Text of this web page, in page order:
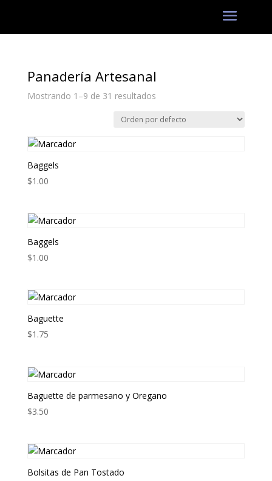
Panadería Artesanal
Mostrando 1–9 de 31 resultados
Baggels
$1.00
Baggels
$1.00
Baguette
$1.75
Baguette de parmesano y Oregano
$3.50
Bolsitas de Pan Tostado